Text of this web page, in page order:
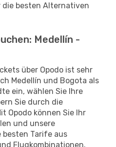
besten Alternativen
Medellín -
über Opodo ist sehr
Medellín und Bogota als
ein, wählen Sie Ihre
Sie durch die
Opodo können Sie Ihr
und unsere
Tarife aus
Flugkombinationen.